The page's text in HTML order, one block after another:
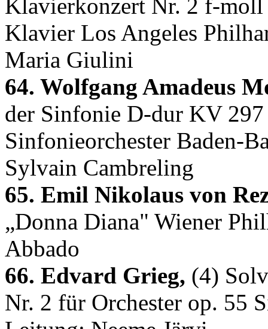
Klavierkonzert Nr. 2 f-
Klavier Los Angeles
Maria Giulini
64. Wolfgang Amadeus
der Sinfonie D-dur KV
Sinfonieorchester Baden-
Sylvain Cambreling
65. Emil Nikolaus von
„Donna Diana" Wiener
Abbado
66. Edvard Grieg, (4)
Nr. 2 für Orchester op. 55